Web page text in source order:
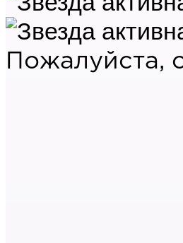
Пожалуйста,